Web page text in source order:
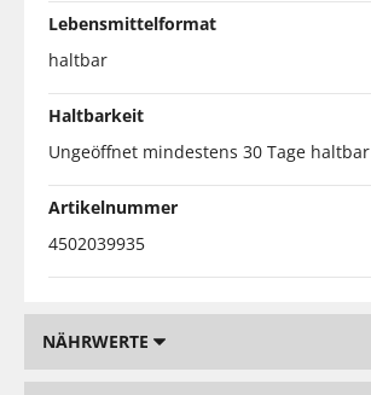
Lebensmittelformat
haltbar
Haltbarkeit
Ungeöffnet mindestens 30 Tage haltbar
Artikelnummer
4502039935
NÄHRWERTE